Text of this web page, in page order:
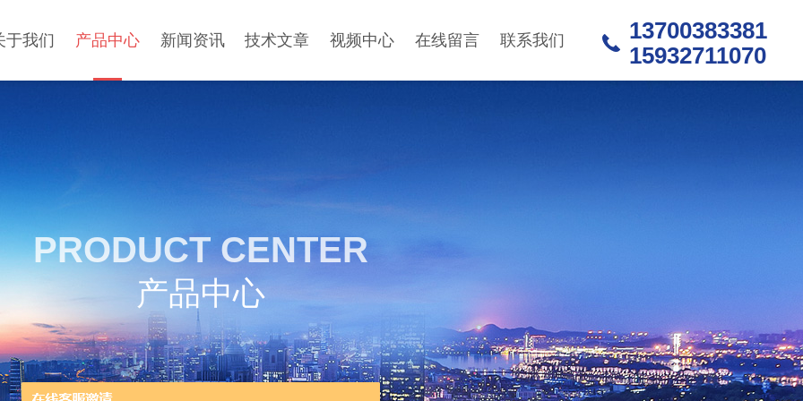
于我们 产品中心 新闻资讯 技术文章 视频中心 在线留言 联系我们
13700383381
15932711070
PRODUCT CENTER
产品中心